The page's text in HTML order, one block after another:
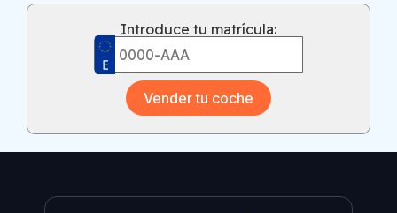
Introduce tu matrícula:
Vender tu coche